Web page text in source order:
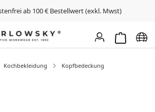
ab 100 € Bestellwert (exkl. Mwst)
Kochbekleidung Kopfbedeckung